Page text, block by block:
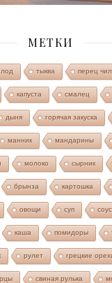
МЕТКИ
тыква перец
капуста смалец
дыня горячая закуска
манник мандарины
молоко сырник
брынза картошка
овощи суп соус
каша помидоры
рулет грецкие
свиная рулька